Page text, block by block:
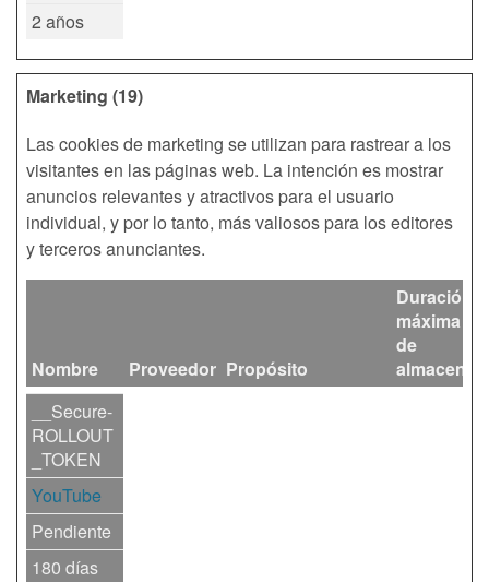
2 años
Marketing (19)
Las cookies de marketing se utilizan para rastrear a los
visitantes en las páginas web. La intención es mostrar
anuncios relevantes y atractivos para el usuario
individual, y por lo tanto, más valiosos para los editores
y terceros anunciantes.
Nombre Proveedor Propósito
Duración
máxima
de
__Secure-
ROLLOUT
_TOKEN
YouTube
Pendiente
180 días